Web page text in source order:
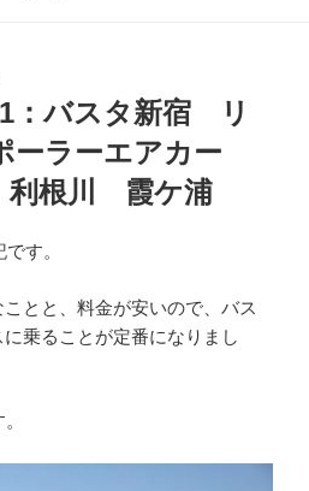
：バスタ新宿 リ
ラーエアカー
根川 霞ケ浦
す。
とと、料金が安いので、バス
乗ることが定番になりまし